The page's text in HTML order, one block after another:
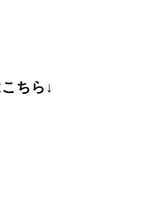
ちら↓